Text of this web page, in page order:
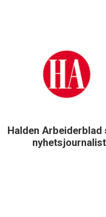
Halden Arbeiderblad
nyhetsjournalist